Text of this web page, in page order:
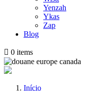
Yenzah
Ykas
Zap
Blog
 0 items
Início